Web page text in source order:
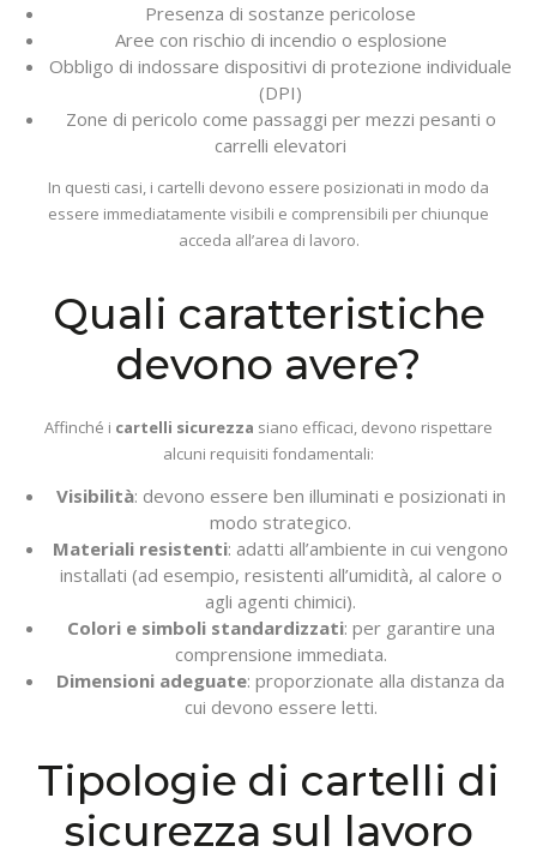
Presenza di sostanze pericolose
Aree con rischio di incendio o esplosione
Obbligo di indossare dispositivi di protezione individuale
(DPI)
Zone di pericolo come passaggi per mezzi pesanti o
carrelli elevatori
In questi casi, i cartelli devono essere posizionati in modo da
essere immediatamente visibili e comprensibili per chiunque
acceda all’area di lavoro.
Quali caratteristiche
devono avere?
Affinché i cartelli sicurezza siano efficaci, devono rispettare
alcuni requisiti fondamentali:
Visibilità: devono essere ben illuminati e posizionati in
modo strategico.
Materiali resistenti: adatti all’ambiente in cui vengono
installati (ad esempio, resistenti all’umidità, al calore o
agli agenti chimici).
Colori e simboli standardizzati: per garantire una
comprensione immediata.
Dimensioni adeguate: proporzionate alla distanza da
cui devono essere letti.
Tipologie di cartelli di
sicurezza sul lavoro